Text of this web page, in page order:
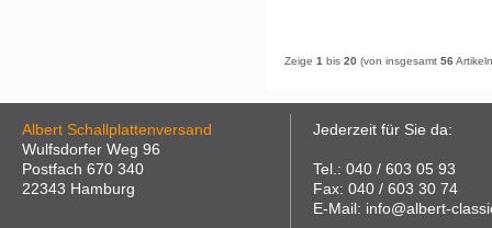
Zeige 1 bis 20 (von insgesamt 56
Albert Schallplattenversand
Wulfsdorfer Weg 96
Postfach 670 340
22343 Hamburg
Jederzeit für Sie da:
Tel.: 040 / 603 05 93
Fax: 040 / 603 30 74
E-Mail: info@albert-